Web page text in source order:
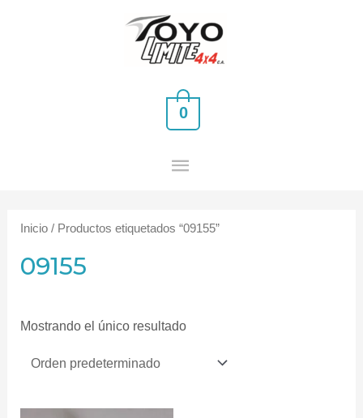
MENÚ
PRINCIPAL
0
Inicio / Productos etiquetados “09155”
09155
Mostrando el único resultado